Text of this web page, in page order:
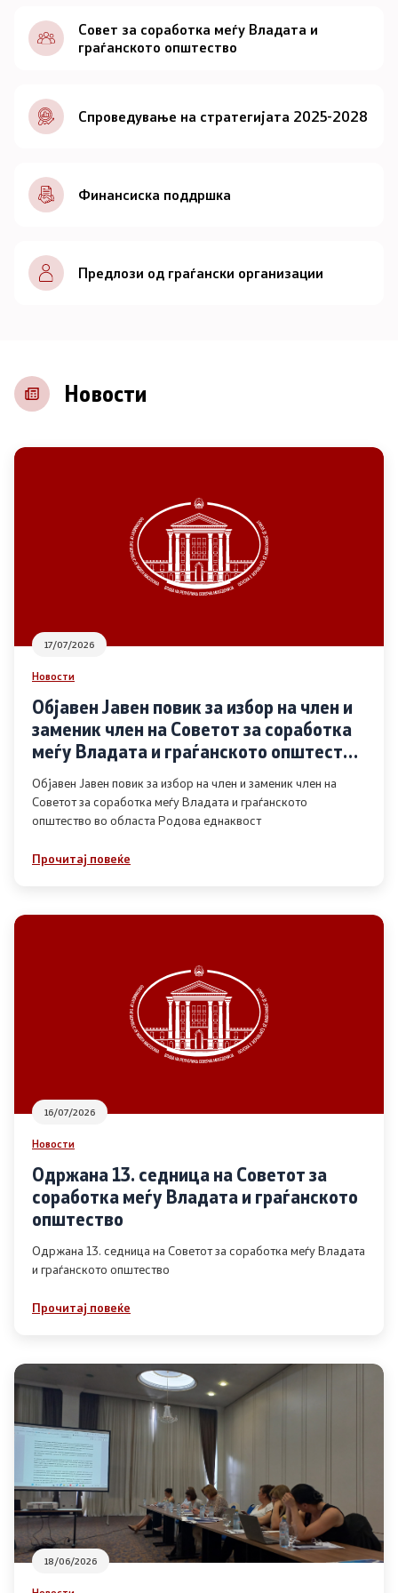
Документи
Совет
За советот
Документи
Записници и дневни редови од седниците на
Советот
Контакт
Основање на здружение
Дијалог меѓу Владата и граѓанскиот сектор
Отворени денови за иницијативи на граѓанските
организации
Финансиска поддршка
Извештаи
Список на ОЈИ
Контакт
Контакт
Линкови
Изјава за пристапност
Со еден клик до сите услуги
Совет за соработка меѓу Владата и
граѓанското општество
Спроведување на стратегијата 2025-2028
Финансиска поддршка
Предлози од граѓански организации
Новости
17/07/2026
Новости
Објавен Јавен повик за избор на член и
заменик член на Советот за соработка
меѓу Владата и граѓанското општество
во областа Родова еднаквост
Објавен Јавен повик за избор на член и заменик член на
Советот за соработка меѓу Владата и граѓанското
општество во областа Родова еднаквост
Прочитај повеќе
16/07/2026
Новости
Одржана 13. седница на Советот за
соработка меѓу Владата и граѓанското
општество
Одржана 13. седница на Советот за соработка меѓу Владата
и граѓанското општество
Прочитај повеќе
18/06/2026